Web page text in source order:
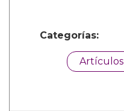
Categorías:
Artículos